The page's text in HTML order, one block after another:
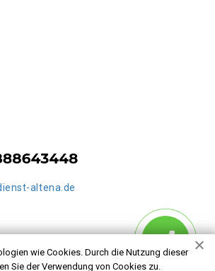
wie Cookies. Durch die Nutzung dieser
Sie der Verwendung von Cookies zu.
altena.de